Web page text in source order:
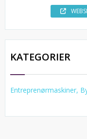
KATEGORIER
Entreprenørmaskiner,